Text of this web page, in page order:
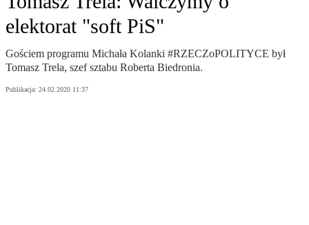
elektorat "soft PiS"
Gościem programu Michała Kolanki #RZECZoPOLITYCE był
Tomasz Trela, szef sztabu Roberta Biedronia.
Publikacja: 24.02.2020 11:37